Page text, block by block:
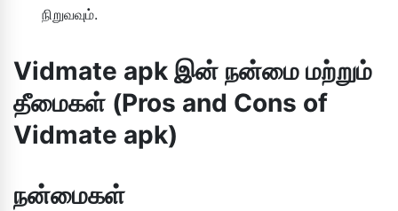
நிறுவவும்.
Vidmate apk இன் நன்மை மற்றும்
தீமைகள் (Pros and Cons of
Vidmate apk)
நன்மைகள்